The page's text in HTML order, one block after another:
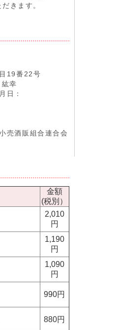
きます。
19番22号
幸
日：
売酒販組合連合会
金額
(税別）
2,010
円
1,190
円
1,090
円
990円
880円